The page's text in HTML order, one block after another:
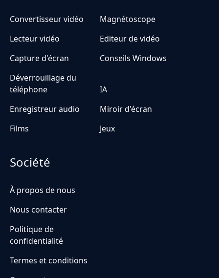
Convertisseur vidéo
Magnétoscope
Lecteur vidéo
Editeur de vidéo
Capture d'écran
Conseils Windows
Déverrouillage du
téléphone
IA
Enregistreur audio
Miroir d'écran
Films
Jeux
Société
À propos de nous
Nous contacter
Politique de
confidentialité
Termes et conditions